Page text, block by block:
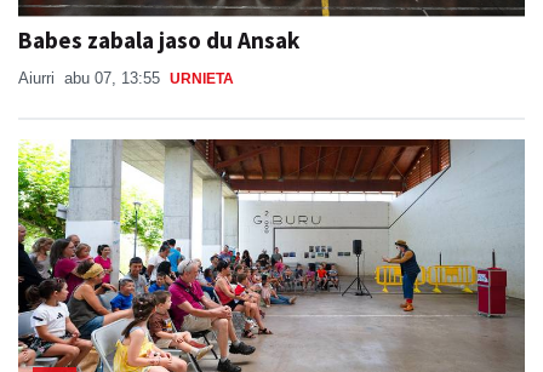
Babes zabala jaso du Ansak
Aiurri abu 07, 13:55 URNIETA